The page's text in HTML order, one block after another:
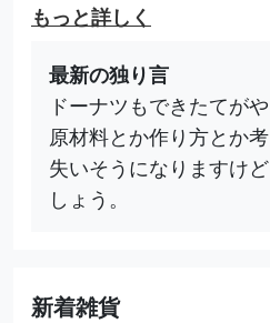
もっと詳しく
最新の独り言
ドーナツもできたてが
原材料とか作り方とか
失いそうになりますけ
しょう。
新着雑貨